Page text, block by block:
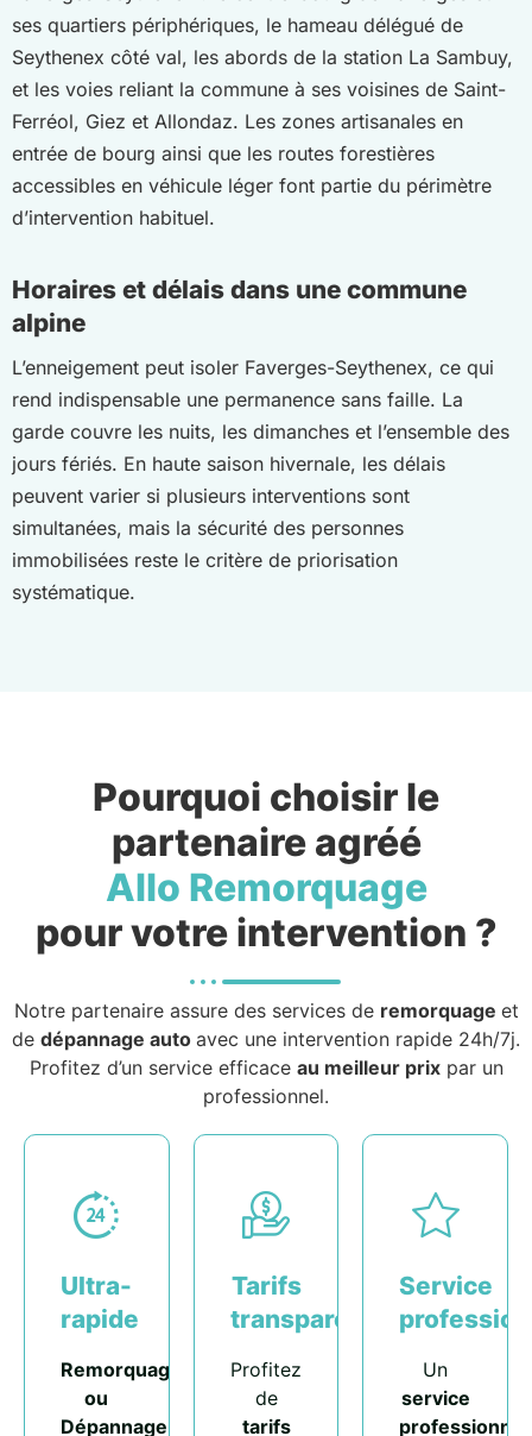
ses quartiers périphériques, le hameau délégué de
Seythenex côté val, les abords de la station La Sambuy,
et les voies reliant la commune à ses voisines de Saint-
Ferréol, Giez et Allondaz. Les zones artisanales en
entrée de bourg ainsi que les routes forestières
accessibles en véhicule léger font partie du périmètre
d’intervention habituel.
Horaires et délais dans une commune
alpine
L’enneigement peut isoler Faverges-Seythenex, ce qui
rend indispensable une permanence sans faille. La
garde couvre les nuits, les dimanches et l’ensemble des
jours fériés. En haute saison hivernale, les délais
peuvent varier si plusieurs interventions sont
simultanées, mais la sécurité des personnes
immobilisées reste le critère de priorisation
systématique.
Pourquoi choisir le
partenaire agréé
Allo Remorquage
pour votre intervention ?
Notre partenaire assure des services de remorquage et
de dépannage auto avec une intervention rapide 24h/7j.
Profitez d’un service efficace au meilleur prixpar un
professionnel.
Ultra-
rapide
Remorquage
ou
Dépannage
Tarifs
transparents
Profitez
de
tarifs
Service
Un
service
professionnel